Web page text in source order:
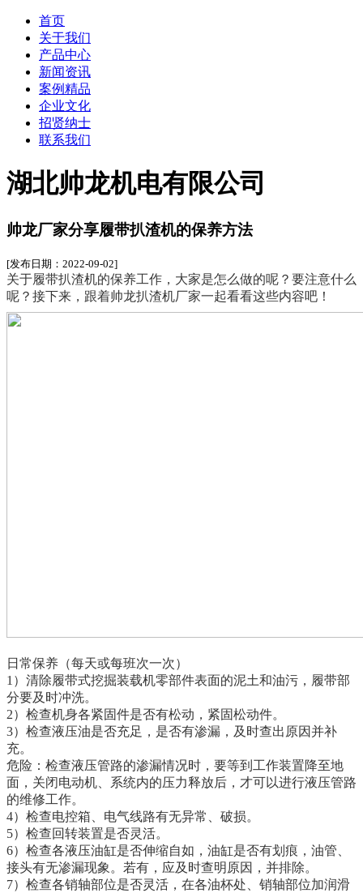
首页
关于我们
产品中心
新闻资讯
案例精品
企业文化
招贤纳士
联系我们
湖北帅龙机电有限公司
帅龙厂家分享履带扒渣机的保养方法
[发布日期：2022-09-02]
关于履带扒渣机的保养工作，大家是怎么做的呢？要注意什么
呢？接下来，跟着帅龙扒渣机厂家一起看看这些内容吧！
日常保养（每天或每班次一次）
1）清除履带式挖掘装载机零部件表面的泥土和油污，履带部
分要及时冲洗。
2）检查机身各紧固件是否有松动，紧固松动件。
3）检查液压油是否充足，是否有渗漏，及时查出原因并补
充。
危险：检查液压管路的渗漏情况时，要等到工作装置降至地
面，关闭电动机、系统内的压力释放后，才可以进行液压管路
的维修工作。
4）检查电控箱、电气线路有无异常、破损。
5）检查回转装置是否灵活。
6）检查各液压油缸是否伸缩自如，油缸是否有划痕，油管、
接头有无渗漏现象。若有，应及时查明原因，并排除。
7）检查各销轴部位是否灵活，在各油杯处、销轴部位加润滑